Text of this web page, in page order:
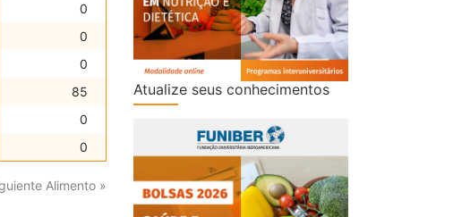
0
0
0
85
0
0
Alimento »
Atualize seus conhecimentos